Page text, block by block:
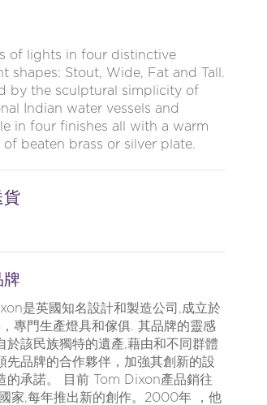
of lights in four distinctive
shapes: Stout, Wide, Fat and Tall.
by the sculptural simplicity of
Indian water vessels and
in four finishes all with a warm
of beaten brass or silver plate.
貨
牌
是英國知名設計和製造公司,成立於
專門生產燈具和傢俱. 其品牌的靈感
於該民族獨特的遺產,藉由和不同群體
先品牌的合作夥伴，加強其創新的設
的承諾。 目前 Tom Dixon產品銷往
家,每年推出新的創作。2000年 ，他